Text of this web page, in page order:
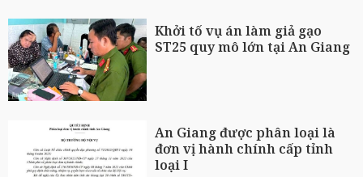
Khởi tố vụ án làm giả gạo
ST25 quy mô lớn tại An Giang
An Giang được phân loại là
đơn vị hành chính cấp tỉnh
loại I